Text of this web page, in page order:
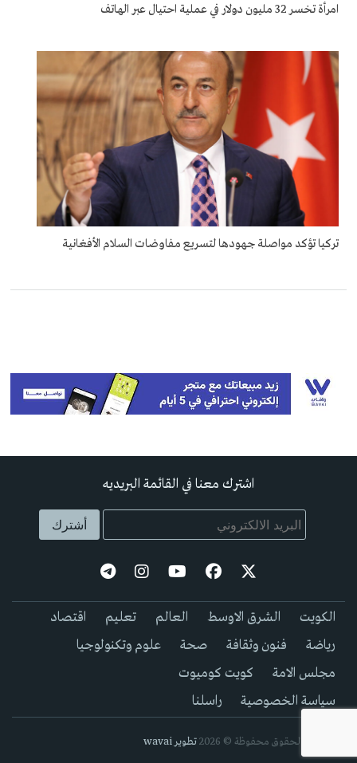
امرأة تخسر 32 مليون دولار في عملية احتيال عبر الهاتف
تركيا تؤكد مواصلة جهودها لتسريع مفاوضات السلام الأفغانية
اشترك معنا في القائمة البريديه
الكويت الشرق الاوسط العالم تعليم
اقتصاد
رياضة
فنون وثقافة صحة
علوم وتكنولوجيا
مجلس الامة
كويت كوميوت
سياسة الخصوصية
راسلنا
جيمع الحقوق محفوظة © 2026 تطوير wavai